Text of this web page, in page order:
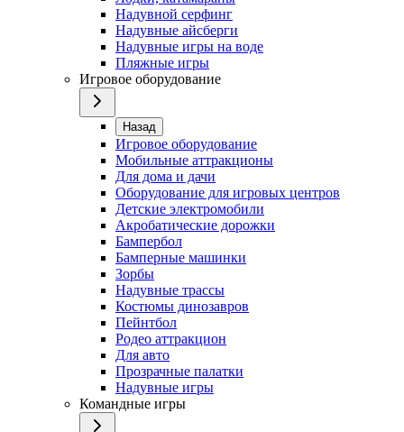
Надувной серфинг
Надувные айсберги
Надувные игры на воде
Пляжные игры
Игровое оборудование
Назад
Игровое оборудование
Мобильные аттракционы
Для дома и дачи
Оборудование для игровых центров
Детские электромобили
Акробатические дорожки
Бампербол
Бамперные машинки
Зорбы
Надувные трассы
Костюмы динозавров
Пейнтбол
Родео аттракцион
Для авто
Прозрачные палатки
Надувные игры
Командные игры